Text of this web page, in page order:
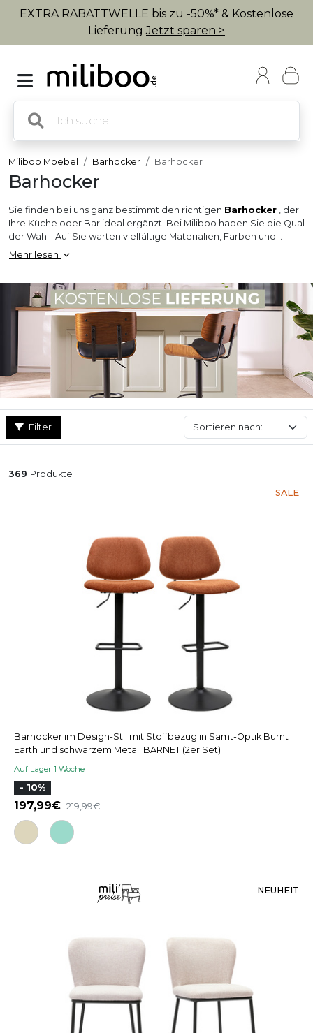
EXTRA RABATTWELLE bis zu -50%* & Kostenlose
LieferungJetzt sparen >
Miliboo Moebel Barhocker Barhocker
Barhocker
Sie finden bei uns ganz bestimmt den richtigen Barhocker , der
Ihre Küche oder Bar ideal ergänzt. Bei Miliboo haben Sie die Qual
der Wahl : Auf Sie warten vielfältige Materialien, Farben und
Stilrichtungen - und immer zu fairen Preisen!
Barhocker kreieren, dank der App "Up to you"! !
Mehr lesen
Filter
369 Produkte
SALE
Barhocker im Design-Stil mit Stoffbezug in Samt-Optik Burnt
Earth und schwarzem Metall BARNET (2er Set)
Auf Lager 1 Woche
- 10%
197,99 219,99
NEUHEIT